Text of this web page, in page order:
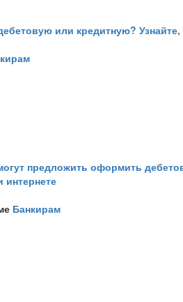
или кредитную?
предложить оформить
интернете
Банкирам